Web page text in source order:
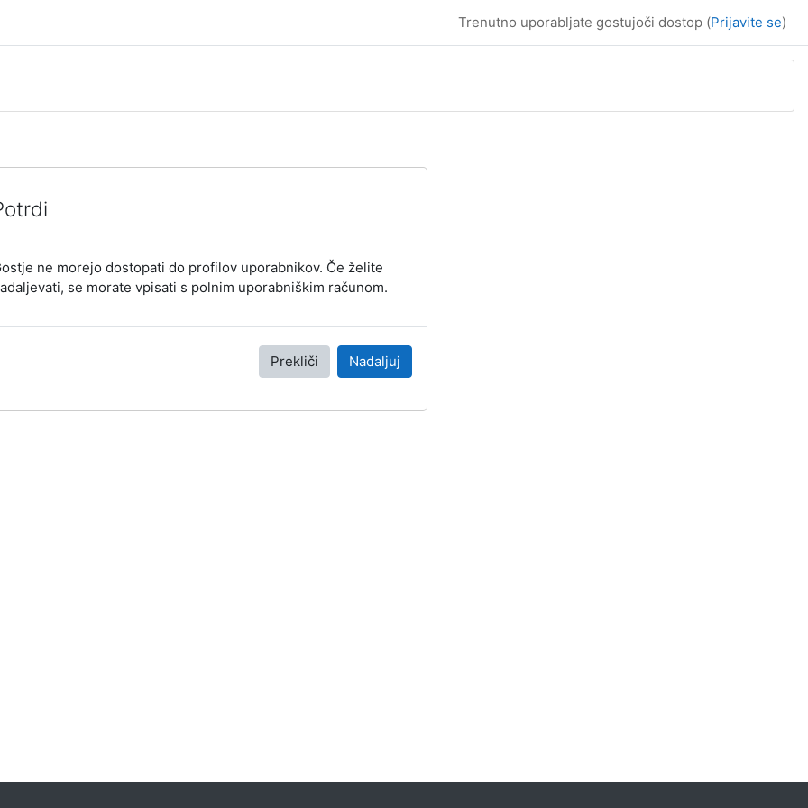
Trenutno uporabljate gostujoči dostop (Prijavite se)
ne morejo dostopati do profilov uporabnikov. Če želite
se morate vpisati s polnim uporabniškim računom.
Prekliči Nadaljuj